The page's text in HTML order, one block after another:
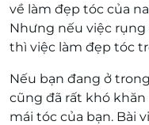
về làm đẹp tóc của
Nhưng nếu việc
thì việc làm đẹp tóc
Nếu bạn đang ở
cũng đã rất khó
mái tóc của bạn. Bài